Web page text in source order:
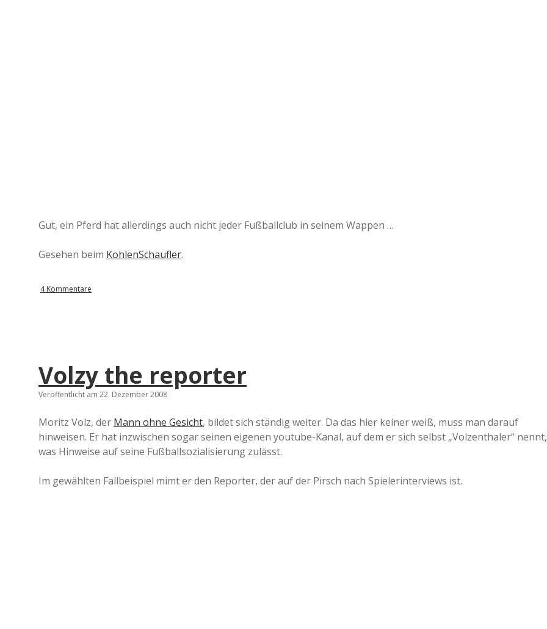
Gut, ein Pferd hat allerdings auch nicht jeder Fußballclub in seinem Wappen …
Gesehen beim KohlenSchaufler.
4 Kommentare
Volzy the reporter
Veröffentlicht am 22. Dezember 2008
Moritz Volz, der Mann ohne Gesicht, bildet sich ständig weiter. Da das hier keiner weiß, muss man darauf
hinweisen. Er hat inzwischen sogar seinen eigenen youtube-Kanal, auf dem er sich selbst „Volzenthaler“ nennt,
was Hinweise auf seine Fußballsozialisierung zulässt.
Im gewählten Fallbeispiel mimt er den Reporter, der auf der Pirsch nach Spielerinterviews ist.